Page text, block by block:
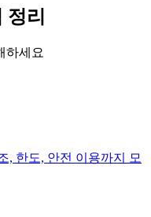
리
하세요
, 한도, 안전 이용까지 모